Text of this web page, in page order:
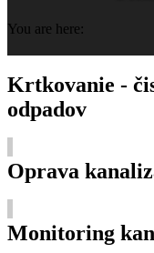
You are here:
Krtkovanie -
odpadov
Oprava
Monitoring